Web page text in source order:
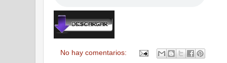
No hay comentarios: